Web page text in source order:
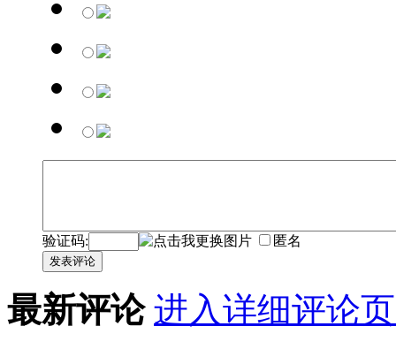
验证码: 匿名
发表评论
最新评论 进入详细评论